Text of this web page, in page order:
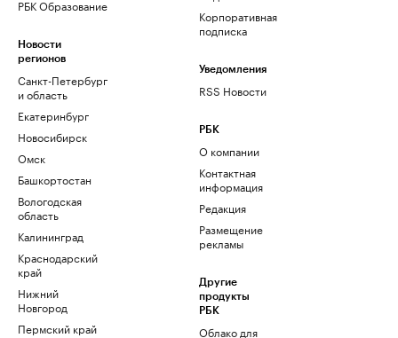
РБК Образование
Новости
регионов
Санкт-Петербург
и область
Екатеринбург
Новосибирск
Омск
Башкортостан
Вологодская
область
Калининград
Краснодарский
край
Нижний
Новгород
Пермский край
Корпоративная
подписка
Уведомления
RSS Новости
РБК
О компании
Контактная
информация
Редакция
Размещение
рекламы
Другие
продукты
РБК
Облако для